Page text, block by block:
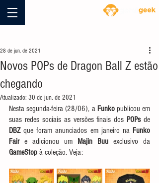
Novos POPs de Dragon Ball Z estão
chegando
28 de jun. de 2021
Atualizado: 30 de jun. de 2021
Nesta segunda-feira (28/06), a Funko publicou em
suas redes sociais as versões finais dos POPs
DBZ que foram anunciados em janeiro na Funko
Fair e adicionou um Majin Buu
GameStop à coleção. Veja: